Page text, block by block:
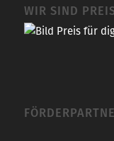
WIR SIND